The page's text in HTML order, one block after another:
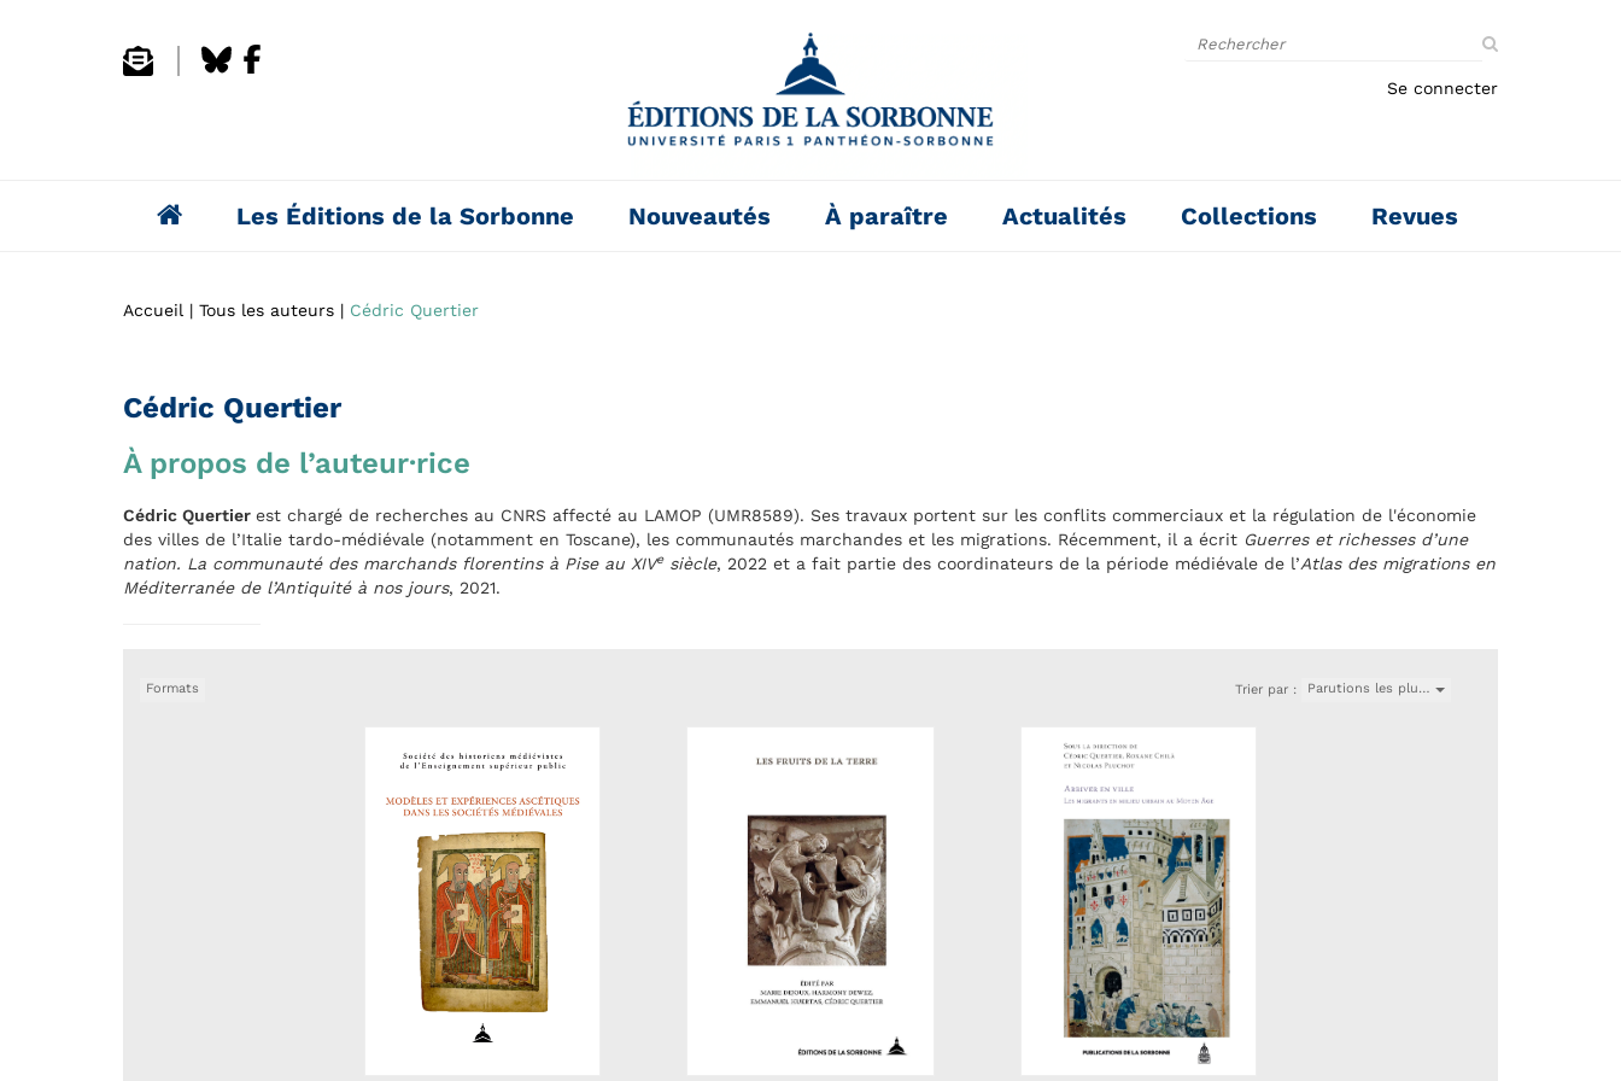
le
Se connecter
Les Éditions de la Sorbonne Nouveautés À paraître Actualités Collections Revues
Accueil Tous les auteurs Cédric Quertier
Cédric Quertier
À propos de l’auteur·rice
Cédric Quertier est chargé de recherches au CNRS affecté au LAMOP (UMR8589). Ses travaux portent sur les conflits commerciaux et la régulation de l'économie
des villes de l’Italie tardo-médiévale (notamment en Toscane), les communautés marchandes et les migrations. Récemment, il a écrit Guerres et richesses d’une
nation. La communauté des marchands florentins à Pise au XIVesiècle, 2022 et a fait partie des coordinateurs de la période médiévale de l’Atlas des migrations en
Méditerranée de l’Antiquité à nos jours, 2021.
Formats Trier par : Parutions les plu…